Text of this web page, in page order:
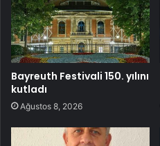
Bayreuth Festivali 150. yılını
kutladı
Ağustos 8, 2026